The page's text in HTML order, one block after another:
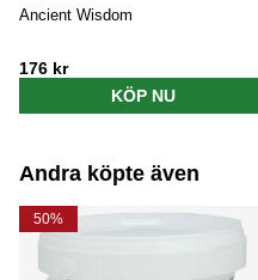
Ancient Wisdom
176 kr
KÖP NU
Andra köpte även
50%